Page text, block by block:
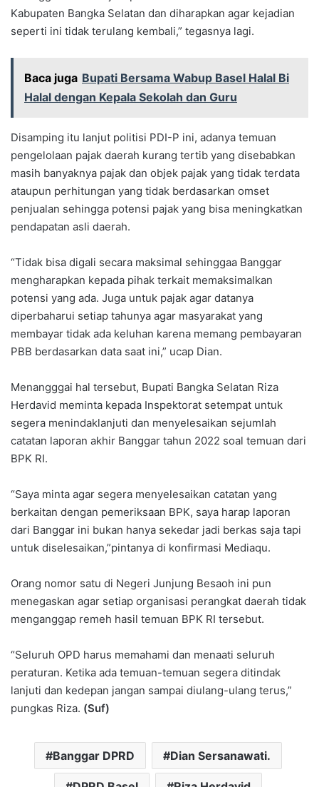
Kabupaten Bangka Selatan dan diharapkan agar kejadian
seperti ini tidak terulang kembali,” tegasnya lagi.
Baca juga Bupati Bersama Wabup Basel Halal Bi
Halal dengan Kepala Sekolah dan Guru
Disamping itu lanjut politisi PDI-P ini, adanya temuan
pengelolaan pajak daerah kurang tertib yang disebabkan
masih banyaknya pajak dan objek pajak yang tidak terdata
ataupun perhitungan yang tidak berdasarkan omset
penjualan sehingga potensi pajak yang bisa meningkatkan
pendapatan asli daerah.
“Tidak bisa digali secara maksimal sehinggaa Banggar
mengharapkan kepada pihak terkait memaksimalkan
potensi yang ada. Juga untuk pajak agar datanya
diperbaharui setiap tahunya agar masyarakat yang
membayar tidak ada keluhan karena memang pembayaran
PBB berdasarkan data saat ini,” ucap Dian.
Menangggai hal tersebut, Bupati Bangka Selatan Riza
Herdavid meminta kepada Inspektorat setempat untuk
segera menindaklanjuti dan menyelesaikan sejumlah
catatan laporan akhir Banggar tahun 2022 soal temuan dari
BPK RI.
“Saya minta agar segera menyelesaikan catatan yang
berkaitan dengan pemeriksaan BPK, saya harap laporan
dari Banggar ini bukan hanya sekedar jadi berkas saja tapi
untuk diselesaikan,”pintanya di konfirmasi Mediaqu.
Orang nomor satu di Negeri Junjung Besaoh ini pun
menegaskan agar setiap organisasi perangkat daerah tidak
menganggap remeh hasil temuan BPK RI tersebut.
“Seluruh OPD harus memahami dan menaati seluruh
peraturan. Ketika ada temuan-temuan segera ditindak
lanjuti dan kedepan jangan sampai diulang-ulang terus,”
pungkas Riza. (Suf)
Banggar DPRD Dian Sersanawati.